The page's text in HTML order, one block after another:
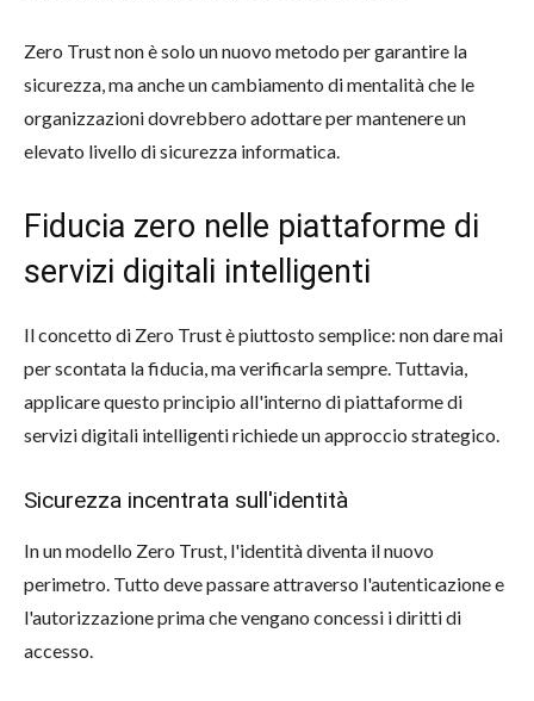
Zero Trust non è solo un nuovo metodo per garantire la
sicurezza, ma anche un cambiamento di mentalità che le
organizzazioni dovrebbero adottare per mantenere un
elevato livello di sicurezza informatica.
Fiducia zero nelle piattaforme di
servizi digitali intelligenti
Il concetto di Zero Trust è piuttosto semplice: non dare mai
per scontata la fiducia, ma verificarla sempre. Tuttavia,
applicare questo principio all'interno di piattaforme di
servizi digitali intelligenti richiede un approccio strategico.
Sicurezza incentrata sull'identità
In un modello Zero Trust, l'identità diventa il nuovo
perimetro. Tutto deve passare attraverso l'autenticazione e
l'autorizzazione prima che vengano concessi i diritti di
accesso.